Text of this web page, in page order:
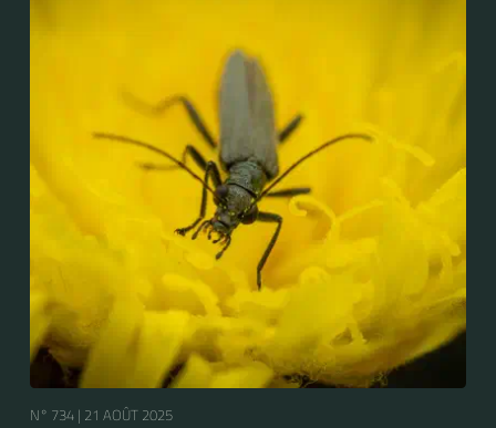
N° 734 | 21 AOÛT 2025